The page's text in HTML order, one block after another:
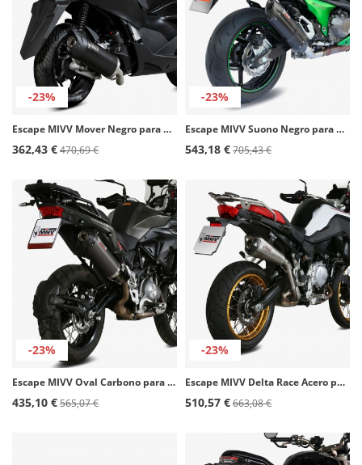
-23%
Escape MIVV Mover Negro para Honda PCX 125 (21-24) MV.HO.0006.LV
362,43 €470,69 €
-23%
Escape MIVV Suono Negro para Kawasaki Z800 (13-16) K.032.L9
543,18 €705,43 €
-23%
Escape MIVV Oval Carbono para Benelli TRK 502 X (18-25) E.004.LEC
435,10 €565,07 €
-23%
Escape MIVV Delta Race Acero para BMW F 750 GS (18-24), F 850 GS (18-24) B.033.LDRX
510,57 €663,08 €